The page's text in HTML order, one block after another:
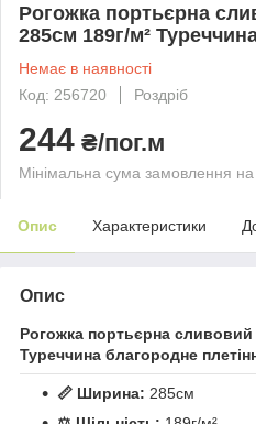
Рогожка портьєрна
285см 189г/м²
Немає в наявності
Код: 256720
Роздріб
244 ₴/пог.м
Мінімальна сума замовлення
Опис Характеристики
Опис
Рогожка портьєрна
Туреччина благородне
📏 Ширина: 285см